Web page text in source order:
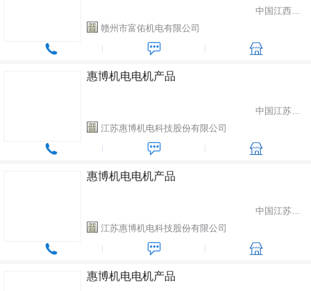
中国江西省赣州市
赣州市富佑机电有限公司
惠博机电电机产品
中国江苏省苏州市
江苏惠博机电科技股份有限公司
惠博机电电机产品
中国江苏省苏州市
江苏惠博机电科技股份有限公司
惠博机电电机产品